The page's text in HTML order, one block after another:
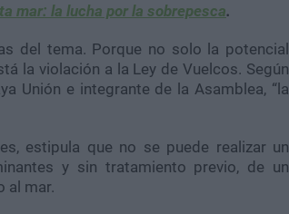
mar: la lucha por la sobrepesca.
del tema. Porque no solo la potencial
la violación a la Ley de Vuelcos. Según
Unión e integrante de la Asamblea, “la
estipula que no se puede realizar un
y sin tratamiento previo, de un
al mar.